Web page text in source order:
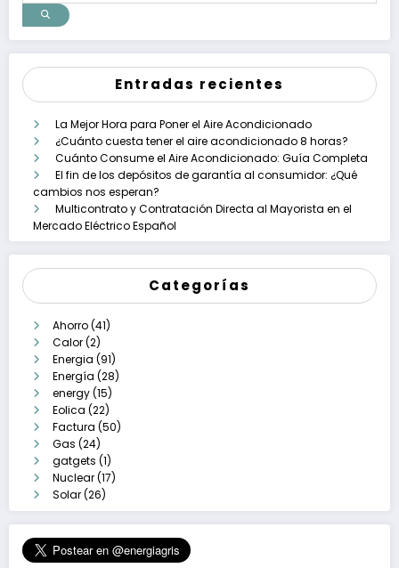
Entradas recientes
La Mejor Hora para Poner el Aire Acondicionado
¿Cuánto cuesta tener el aire acondicionado 8 horas?
Cuánto Consume el Aire Acondicionado: Guía Completa
El fin de los depósitos de garantía al consumidor: ¿Qué
cambios nos esperan?
Multicontrato y Contratación Directa al Mayorista en el
Mercado Eléctrico Español
Categorías
Ahorro(41)
Calor(2)
Energia (91)
Energía (28)
energy(15)
Eolica (22)
Factura (50)
Gas (24)
gatgets (1)
Nuclear(17)
Solar(26)